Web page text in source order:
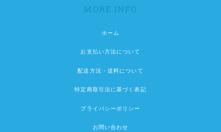
MORE INFO
ホーム
お支払い方法について
配送方法・送料について
特定商取引法に基づく表記
プライバシーポリシー
お問い合わせ